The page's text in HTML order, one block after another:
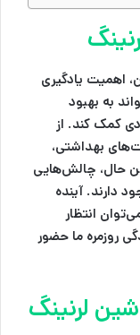
اهمیت یادگیری
به بهبود
کمک کند. از
بهداشتی،
این حال، چالش‌هایی
دارند. آینده
انتظار
روزمره ما حضور
لرنینگ